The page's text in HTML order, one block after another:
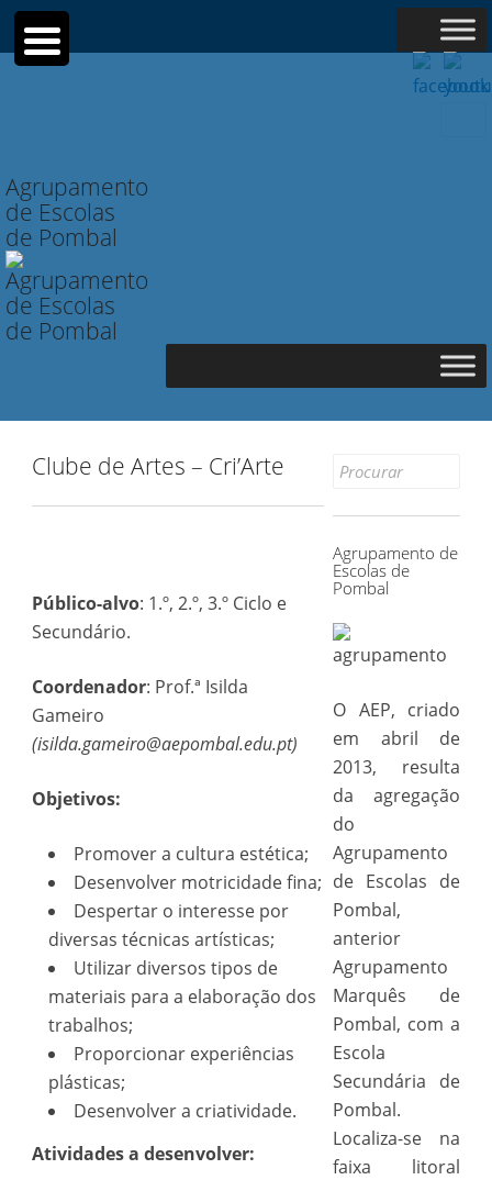
Agrupamento
de Escolas
de Pombal
Clube de Artes – Cri’Arte
Público-alvo: 1.º, 2.º, 3.º Ciclo e
Secundário.
Coordenador: Prof.ª Isilda
Gameiro
(isilda.gameiro@aepombal.edu.pt)
Objetivos:
Promover a cultura estética;
Desenvolver motricidade fina;
Despertar o interesse por
diversas técnicas artísticas;
Utilizar diversos tipos de
materiais para a elaboração dos
trabalhos;
Proporcionar experiências
plásticas;
Desenvolver a criatividade.
Atividades a desenvolver:
Search
Agrupamento de
Escolas de
Pombal
O AEP, criado
em abril de
2013, resulta
da agregação
do
Agrupamento
de Escolas de
Pombal,
anterior
Agrupamento
Marquês de
Pombal, com a
Escola
Secundária de
Pombal.
Localiza-se na
faixa litoral